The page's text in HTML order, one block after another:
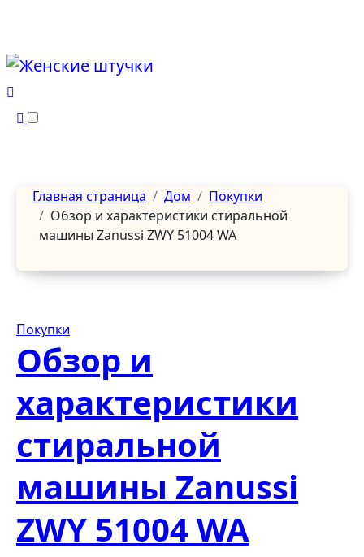
Главная страница Дом
Покупки
Обзор и характеристики стиральной
машины Zanussi ZWY 51004 WA
Покупки
Обзор и
характеристики
стиральной
машины Zanussi
ZWY 51004 WA